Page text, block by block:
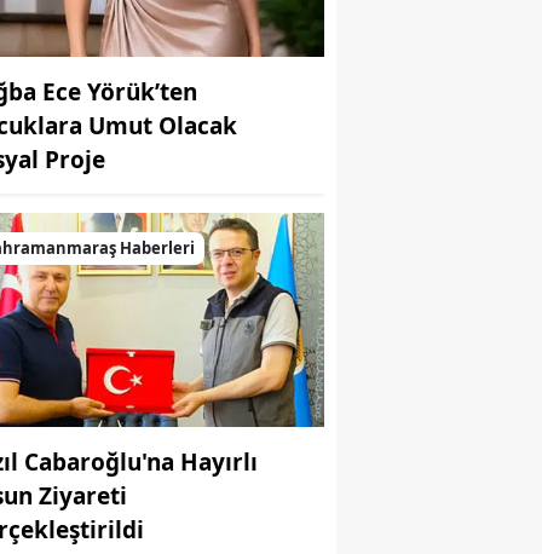
Ece Yörük’ten
Umut Olacak
Proje
Haberleri
Cabaroğlu'na Hayırlı
Ziyareti